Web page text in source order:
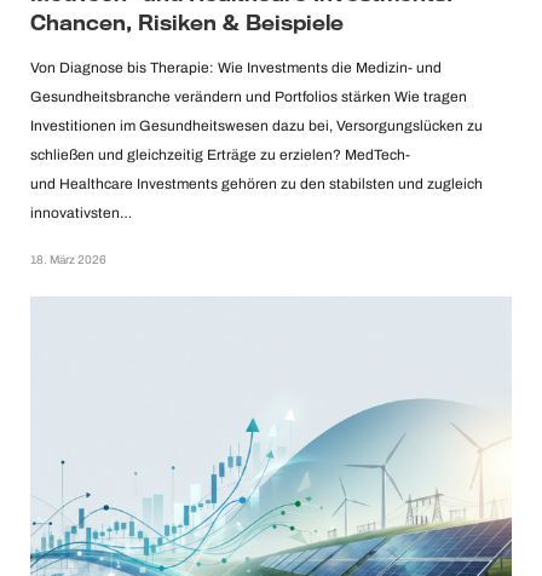
Chancen, Risiken & Beispiele
Von Diagnose bis Therapie: Wie Investments die Medizin- und
Gesundheitsbranche verändern und Portfolios stärken Wie tragen
Investitionen im Gesundheitswesen dazu bei, Versorgungslücken zu
schließen und gleichzeitig Erträge zu erzielen? MedTech-
und Healthcare Investments gehören zu den stabilsten und zugleich
innovativsten…
18. März 2026